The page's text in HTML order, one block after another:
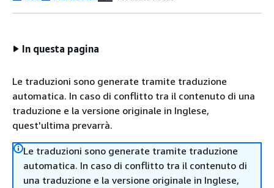
In questa pagina
Le traduzioni sono generate tramite traduzione
automatica. In caso di conflitto tra il contenuto di una
traduzione e la versione originale in Inglese,
quest'ultima prevarrà.
Le traduzioni sono generate tramite traduzione
automatica. In caso di conflitto tra il contenuto di
una traduzione e la versione originale in Inglese,